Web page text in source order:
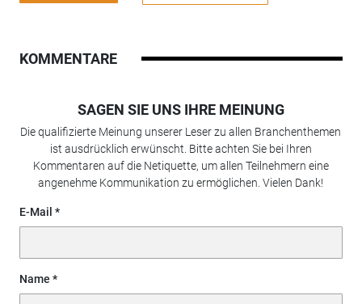
KOMMENTARE
SAGEN SIE UNS IHRE MEINUNG
Die qualifizierte Meinung unserer Leser zu allen Branchenthemen
ist ausdrücklich erwünscht. Bitte achten Sie bei Ihren
Kommentaren auf die Netiquette, um allen Teilnehmern eine
angenehme Kommunikation zu ermöglichen. Vielen Dank!
E-Mail
Name